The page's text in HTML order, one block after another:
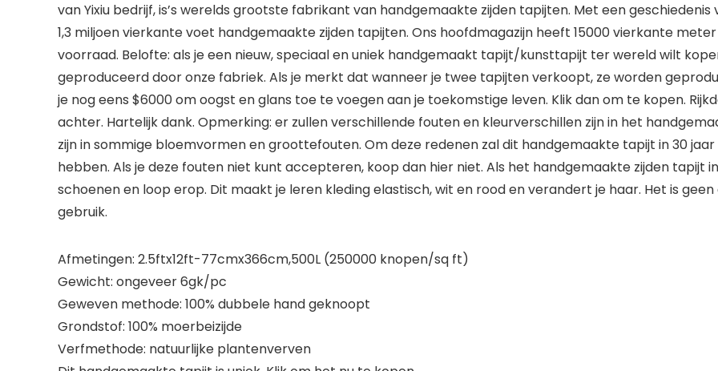
van Yixiu bedrijf, is’s werelds grootste fabrikant van handgemaakte zijden tapijten. Met een
1,3 miljoen vierkante voet handgemaakte zijden tapijten. Ons hoofdmagazijn heeft 15000 vierkante
voorraad. Belofte: als je een nieuw, speciaal en uniek handgemaakt tapijt/kunsttapijt ter wereld wilt
geproduceerd door onze fabriek. Als je merkt dat wanneer je twee tapijten verkoopt, ze worden
je nog eens $6000 om oogst en glans toe te voegen aan je toekomstige leven. Klik dan om te kopen.
achter. Hartelijk dank. Opmerking: er zullen verschillende fouten en kleurverschillen zijn in het
zijn in sommige bloemvormen en groottefouten. Om deze redenen zal dit handgemaakte tapijt in 30
hebben. Als je deze fouten niet kunt accepteren, koop dan hier niet. Als het handgemaakte zijden tapijt
schoenen en loop erop. Dit maakt je leren kleding elastisch, wit en rood en verandert je haar. Het is
gebruik.
Afmetingen: 2.5ftx12ft-77cmx366cm,500L (250000 knopen/sq ft)
Gewicht: ongeveer 6gk/pc
Geweven methode: 100% dubbele hand geknoopt
Grondstof: 100% moerbeizijde
Verfmethode: natuurlijke plantenverven